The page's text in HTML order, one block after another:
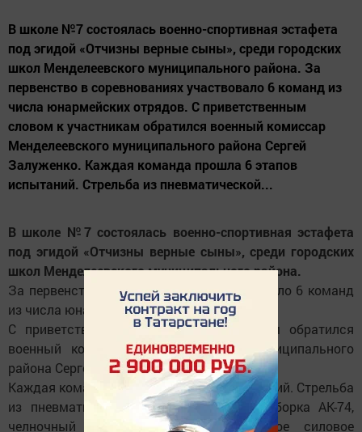
В школе №7 состоялась военно-спортивная эстафета
под эгидой «Отчизны верные сыны», среди городских
школ Менделеевского муниципального района. За
первенство в соревнованиях участвовало 6 команд из
числа юнармейских отрядов. С приветственным
словом к участникам обратился военный комиссар
Менделеевского муниципального района Сергей
Залуженко. Каждая команда прошла 6 этапов
испытаний. Стрельба из пневматической...
В школе №7 состоялась военно-спортивная эстафета
под эгидой «Отчизны верные сыны», среди городских
школ Менделеевского муниципального района.
За первенство в соревнованиях участвовало 6 команд
из числа юнармейских отрядов.
С приветственным словом к участникам обратился
военный комиссар Менделеевского муниципального
района Сергей Залуженко.
Каждая команда прошла 6 этапов испытаний. Стрельба
из пневматической винтовки, разборка-сборка АК-74,
челночный бег, двоеборье (комплексное силовое